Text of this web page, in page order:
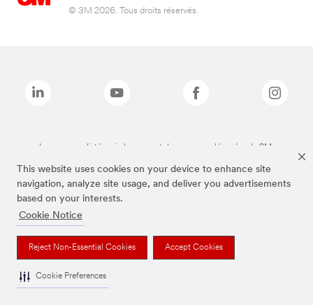
This website uses cookies on your device to enhance site
navigation, analyze site usage, and deliver you advertisements
based on your interests.
Cookie Notice
Reject Non-Essential Cookies Accept Cookies
Cookie Preferences
© 3M 2026. Tous droits réservés.
Les marques listées ci-dessus sont des marques déposées de 3M.